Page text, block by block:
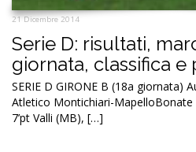
21 Dicembre 2014
Serie D: risultati,
giornata, classifica
SERIE D GIRONE B (18a giornata)
Atletico Montichiari-MapelloBonate
7’pt Valli (MB), […]